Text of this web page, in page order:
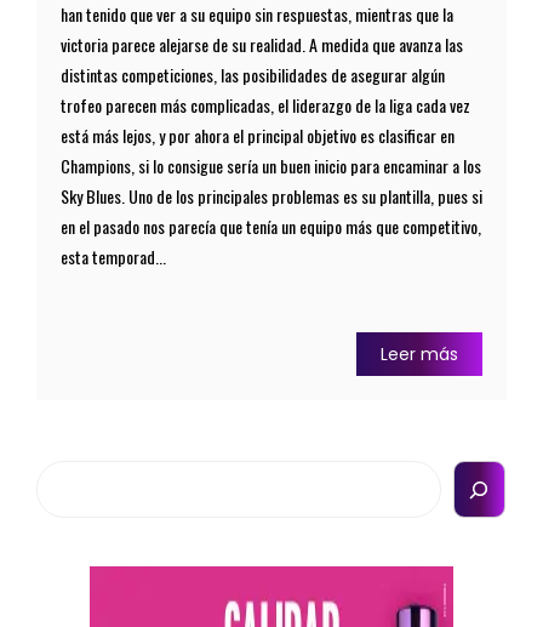
han tenido que ver a su equipo sin respuestas, mientras que la
victoria parece alejarse de su realidad. A medida que avanza las
distintas competiciones, las posibilidades de asegurar algún
trofeo parecen más complicadas, el liderazgo de la liga cada vez
está más lejos, y por ahora el principal objetivo es clasificar en
Champions, si lo consigue sería un buen inicio para encaminar a los
Sky Blues. Uno de los principales problemas es su plantilla, pues si
en el pasado nos parecía que tenía un equipo más que competitivo,
esta temporad...
Leer más